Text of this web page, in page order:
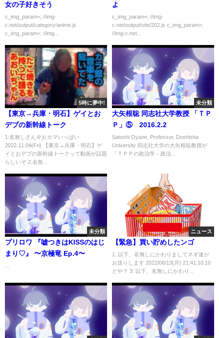
女の子好きそう
c_img_param=; //img-
c.net/output/category/anime.js
c_img_param=; //img...
よ
c_img_param=; //img-
c.net/output/site/202.js c_img_param=;
//img-c.net...
5時に夢中!
【東京→兵庫・明石】ゲイとお
デブの新幹線トーク
1:名無しさん＠おカマいっぱい
2022.11.04(Fri) 【東京→兵庫・明石】ゲ
イとおデブの新幹線トークって動画が話題
らしいぞ 2:名無...
未分類
大矢根聡 同志社大学教授 「ＴＰ
Ｐ」⑤ 2016.2.2
Satoshi Oyane, Professor, Doshisha
University 同志社大学の大矢根聡教授が
「ＴＰＰの政治学－政治...
未分類
プリロワ 『嘘つきはKISSのはじ
まり♡』 〜京極竜 Ep.4〜
ニュース
【緊急】買い貯めしたンゴ
1: 以下、名無しにかわりましてネギ速が
お送りします 2022/06/13(月) 21:41:10.10
どや？ 3: 以下、名無しにかわり...